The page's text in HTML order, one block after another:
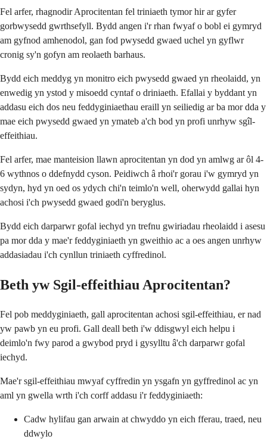
Fel arfer, rhagnodir Aprocitentan fel triniaeth tymor hir ar gyfer
gorbwysedd gwrthsefyll. Bydd angen i'r rhan fwyaf o bobl ei gymryd
am gyfnod amhenodol, gan fod pwysedd gwaed uchel yn gyflwr
cronig sy'n gofyn am reolaeth barhaus.
Bydd eich meddyg yn monitro eich pwysedd gwaed yn rheolaidd, yn
enwedig yn ystod y misoedd cyntaf o driniaeth. Efallai y byddant yn
addasu eich dos neu feddyginiaethau eraill yn seiliedig ar ba mor dda y
mae eich pwysedd gwaed yn ymateb a'ch bod yn profi unrhyw sgîl-
effeithiau.
Fel arfer, mae manteision llawn aprocitentan yn dod yn amlwg ar ôl 4-
6 wythnos o ddefnydd cyson. Peidiwch â rhoi'r gorau i'w gymryd yn
sydyn, hyd yn oed os ydych chi'n teimlo'n well, oherwydd gallai hyn
achosi i'ch pwysedd gwaed godi'n beryglus.
Bydd eich darparwr gofal iechyd yn trefnu gwiriadau rheolaidd i asesu
pa mor dda y mae'r feddyginiaeth yn gweithio ac a oes angen unrhyw
addasiadau i'ch cynllun triniaeth cyffredinol.
Beth yw Sgil-effeithiau Aprocitentan?
Fel pob meddyginiaeth, gall aprocitentan achosi sgil-effeithiau, er nad
yw pawb yn eu profi. Gall deall beth i'w ddisgwyl eich helpu i
deimlo'n fwy parod a gwybod pryd i gysylltu â'ch darparwr gofal
iechyd.
Mae'r sgil-effeithiau mwyaf cyffredin yn ysgafn yn gyffredinol ac yn
aml yn gwella wrth i'ch corff addasu i'r feddyginiaeth:
Cadw hylifau gan arwain at chwyddo yn eich fferau, traed, neu
ddwylo